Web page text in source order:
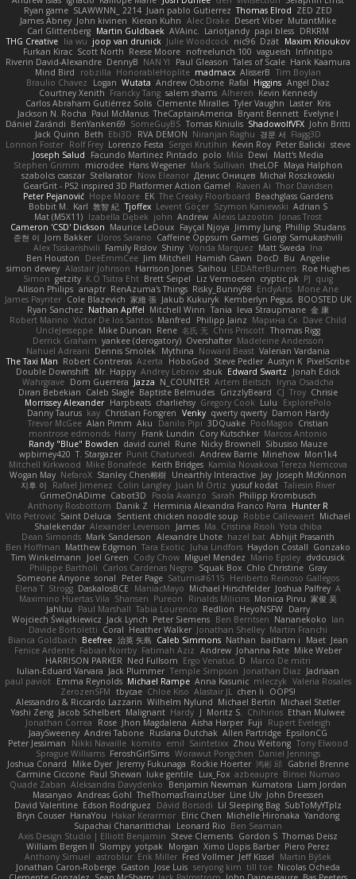
Ryan game SLAWWNN_ 2214 Juan pablo Gutierrez Thomas Elrod ZED ZED
James Abney John kivinen Kieran Kuhn Alec Drake Desert Viber MutantMike
Carl Glittenberg Martin Guldbaek AVAinc. Lariotjandy papi bless DRKRM
THG Creative lia wu joop van drunick Julie Woodcock nic96 Dzät Maxim Krioukov
Furkan Kirac Scott North Reese Moore nofreelunch 100 vagueish Infinitipo
Riverin David-Alexandre DennyB NAN YI Paul Gleason Tales of Scale Hank Kaamura
Mind Bird
robzilla HonorableHoplite madmacx AlisserB Tim Boylan
Braulio Chavez
Logan Wutata Andrew Osborne Rafal Higgins Angel Diaz
Courtney Xenith Francky Tang salem shams Alheren Kevin Kennedy
Carlos Abraham Gutiérrez Solis Clemente Miralles Tyler Vaughn Laster Kris
Jackson N. Rocha Paul McManus TheCaptainAmerica Bryant Bennett Evelyne I
Dániel Zarándi BenYanken69 SomeGuyBS Tomas Kiniulis ShadowolfVFX John Britti
Jack Quinn Beth Ebi3D RVA DEMON Niranjan Raghu 경문 서 Flagg3D
Lonnon Foster Rolf Frey Lorenzo Festa Sergei Krutihin Kevin Roy Peter Balicki steve
Joseph Salud
Facundo Martinez Pintado polo Mila Dewi
Matt's Media
Stephen Grimm
microdee Hans Wegener Mark Sullivan theLOF Maya Halphon
szabolcs csaszar Stellarator Now Eleanor Денис Оницев Michał Roszkowski
GearGrit - PS2 inspired 3D Platformer Action Game!
Raven Ai Thor Davidsen
Peter Pejanović Hope Moore EK The Creaky Floorboard Beachglass Gardens
Bobbit M. Karl 敦智 紀 Tjoffex Levent Göçer Szymon Kaniewski Adrian S
Mat (M5X11) Izabella Dębek john Andrew Alexis Lazootin
Jonas Trost
Cameron 'CSD' Dickson Maurice LeDoux Fayçal Njoya Jimmy Jung Phillip Studans
준현 이 Jorn Bakker Lloros Sarano Caffeine Oppsum Games Giorgi Samukashvili
Alex Tsiskarishvili Family Rislov Shiny Vonda Marquez Matt Sweda Ina
Ben Houston
DeeEmmCee Jim Mitchell Hamish Gawn DocD Bu Angelie
simon dewey Alastair Johnson Harrison Jones Saihou LEDAfterBurners Roe Hughes
Simon getzity K.O Tsitra Eht Brett Seipel Liz Vermoesen cryptic pk PJ quig
Allison Philips anaptr RenAzuma's Things Risky_Bunny98 EndyArts Mone Ane
James Paynter Cole Blazevich 家維 張 Jakub Kukuryk Kemberlyn Pegus BOOSTED UK
Ryan Sanchez Nathan Apffel Mitchell Winn Tania Ieva Straupmane 金 康
Robert Marino Victor De los Santos Manfred Philipp Jainz Марина Ск Dave Child
UncleJesseppe Mike Duncan Rene 名氏 无 Chris Priscott Thomas Rigg
Derrick Graham yankee (derogatory) Overshafter Madeleine Andersson
Nahuel Adreani Dennis Smolek Mythina Noward Beast Valerian Vardania
The Taxi Man Robert Contreras Azerta HoboGod Steve Pedler Austyn K PixelScribe
Double Downshift Mr. Happy Andrey Lebrov sbuk Edward Swartz
Jonah Edick
Wahrgrave Dom Guerrera Jazza N_COUNTER Artem Beitsch
Iryna Osadcha
Diran Bebekian Caleb Slagle Baptiste Belmudes GrizzlyBeard CJ Troy Chrisie
Morrissey Alexander Harpbeats charliehsy Gregory Cook Lulu
ExplorePolo
Danny Taurus kay Christian Forsgren Venky qwerty qwerty Damon Hardy
Trevor McGee Alan Pimm Aku Danilo Pipi 3DQuake PooMagoo Cristian
montrose edmonds Harry Frank Lundin Cory Kutschker Marcos Antonio
Randy "Blue" Bowden david curiel Rune Nicky Brownell Sibusiso Mauze
wpbirney420 T. Stargazer Punit Chaturvedi Andrew Barrie Minehow Mon1k4
Mitchell Kirkwood Mike Bonafede Keith Bridges Kamila Novakova Tereza Nemcova
Wogan May NefaroX Stanley Chen榕樹 Unearthly Interactive Jay Joseph McKinnon
지후 이
Rafael Jimenez Colin Langley Juan M Ortiz yusuf kodat Taliesin River
GrimeOnADime Cabot3D Paola Avanzo Sarah Philipp Krombusch
Anthony Rosbottom Danik Z Herminia Alexandra Franco Parra Hunter R
Vito Petrović Saint Deluca Sentient chicken noodle soup Robbe Callewaert Michael
Shalekendar Alexander Levenson James Ma. Cristina Risoli Yota chiba
Dean Simonds Mark Sanderson Alexandre Lhote hazel bat Abhijit Prasanth
Ben Hoffman Matthew Edgmon Tara Exotic Juha Lindfors Haydon Costall Gonzako
Tim Winkelmann
Joel Green Cody Chow Miguel Mendez Mario Epsley dvdcusick
Philippe Bartholi Carlos Cardenas Negro Squak Box Chlo Christine Gray
Someone Anyone sonal Peter Page Saturnis#6115 Heriberto Reinoso Gallegos
Elena T Strogg DaskalosBCE ManiacMayo Michael Hirschfelder Joshua Palfrey A
Maximino Huertas Vila Shansen Pureon Rinalds Miļicins Monica Pirvu 家俊 吴
Jahluu
Paul Marshall Tabia Lourenco Redlion HeyoNSFW Darry
Wojciech Świątkiewicz Jack Lynch Peter Siemens Ben Berntsen Nananekoko Ian
Davide Bortoletti Coral Heather Walker Jonathan Shelley Martín Franchi
Bianca Goldbach Beefree 治英 矢島 Caleb Simmons Nathan baitham i Maet Jean
Fenice Ardente Fabian Norrby Fatimah Aziz Andrew Johanna Fate Mike Weber
HARRISON PARKER Ned Fullsom Ergo Venatus D Marco De mitri
Iulian-Eduard Varvara Jack Plummer Temple Simpson Jonathan Diaz Jadriaan
paul paviot Emma Reynolds Michael Rampe Anna Kasunic mleczyk Valeria Rosales
ZerozenSFM tbycae Chloe Kiso Alastair JL chen li
OOPS!
Alessandro & Riccardo Lazzarin Wilhelm Nylund Michael Bertin Michael Stetler
Yashi Zeng Jacob Schelbert Malignant Hardy J Moritz S. Chihirios Ethan Mulwee
Jonathan Correa
Rose Jhon Magdalena Aisha Harper Fuji
Rupert Eveleigh
JaaySweeney Andrei Tabone Ruslana Dutchak Allen Partridge EpsilonCG
Peter Jessiman
Nikki Navaille komito emil Saintetixx Zhou Weitong Tony Elwood
Sprague Williams FeroshGirlSims Worawut Pongchen Daniel Jennings
Joshua Conard
Mike Dyer Jeremy Fukunaga Rockie Hoerter 鸿彬 邱 Gabriel Brenne
Carmine Ciccone Paul Shewan luke gentile Lux_Fox azbeaupre Binsei Numao
Quade Zaban Aleksandra Davydenko Benjamin Newman Kumatora Liam Jordan
Masanyao Andreas Gohl TheThomasTrainzUser Line Ulv John Dreessen
David Valentine Edson Rodriguez Dávid Borsodi Lil Sleeping Bag SubToMyYTplz
Bryn Couser HanaYou Hakar Kerarmor Elric Chen Michelle Hironaka Yandong
Supachai Chanarittichai
Leonard Rio Ben Seaman
Axis Design Studio | Elliott Benjamin Steve Clements Gordon S Thomas Deisz
William Bergen II Slompy yotpak Morgan Ximo Llopis Barber Piero Perez
Anthony Simuel astroblur Erik Miller Fred Vollmer Jeff Kissel
Martin Býšek
Jonathan Caron-Roberge Gaston Jose Luis seryong kim till toe Nicolas Ocheda